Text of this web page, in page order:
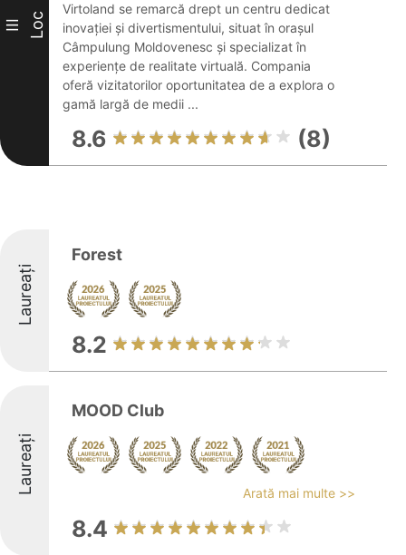
III Loc
Virtoland se remarcă drept un centru dedicat
inovației și divertismentului, situat în orașul
Câmpulung Moldovenesc și specializat în
experiențe de realitate virtuală. Compania
oferă vizitatorilor oportunitatea de a explora o
gamă largă de medii ...
8.6 (8)
Laureați
Forest
8.2
Laureați
MOOD Club
Arată mai multe >>
8.4